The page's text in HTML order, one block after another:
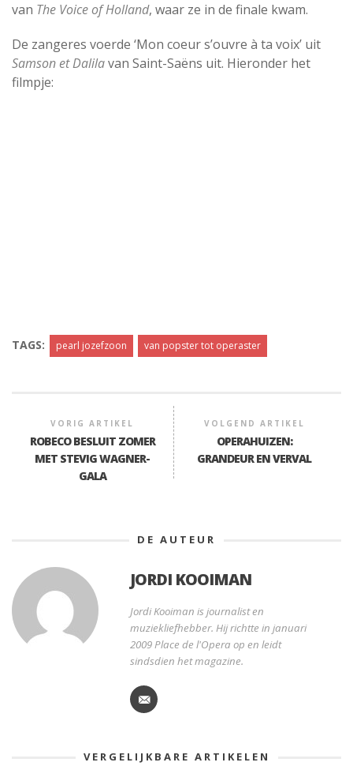
van The Voice of Holland, waar ze in de finale kwam.
De zangeres voerde ‘Mon coeur s’ouvre à ta voix’ uit
Samson et Dalilavan Saint-Saëns uit. Hieronder het
filmpje:
TAGS: pearl jozefzoon van popster tot operaster
VORIG ARTIKEL
ROBECO BESLUIT ZOMER
MET STEVIG WAGNER-
GALA
VOLGEND ARTIKEL
OPERAHUIZEN:
GRANDEUR EN VERVAL
DE AUTEUR
JORDI KOOIMAN
Jordi Kooiman is journalist en
muziekliefhebber. Hij richtte in januari
2009 Place de l'Opera op en leidt
sindsdien het magazine.
VERGELIJKBARE ARTIKELEN